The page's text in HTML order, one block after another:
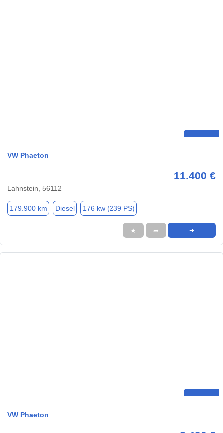
VW Phaeton
11.400 €
Lahnstein, 56112
179.900 km Diesel 176 kw (239 PS)
★ ➦ ➜
VW Phaeton